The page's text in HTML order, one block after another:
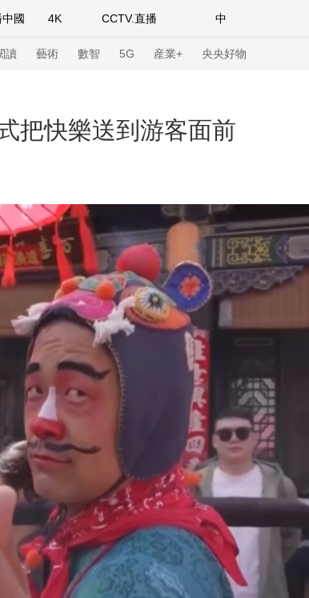
國 4K CCTV.直播 中
讀 藝術 數智 5G 産業+ 央央好物
評 光華銳評
景新聞
次
國足 國際足球 網球 綜合體育
足球道路
科普 健康 藝術 汽車
全民健康 顏選攻略 時尚 天氣
把快樂送到游客面前